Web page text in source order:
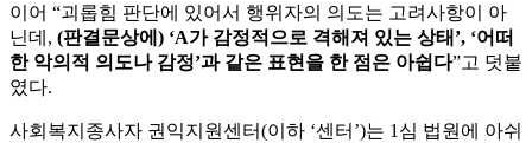
이어 “괴롭힘 판단에 있어서 행위자의 의도는 고려사항이 아
닌데, (판결문상에) ‘A가 감정적으로 격해져 있는 상태’, ‘어떠
한 악의적 의도나 감정’과 같은 표현을 한 점은 아쉽다”고 덧붙
였다.
사회복지종사자 권익지원센터(이하 ‘센터’)는 1심 법원에 아쉬